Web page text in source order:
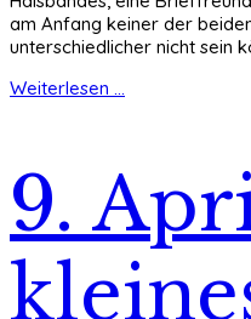
am Anfang keiner der
unterschiedlicher nicht sein
Weiterlesen ...
9.